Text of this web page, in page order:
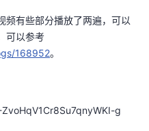
频有些部分播放了两遍，可以
可以参考
168952。
g